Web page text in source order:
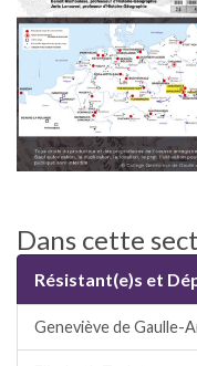
Dans cette
Résistant(e)s et
Geneviève de Gaulle-